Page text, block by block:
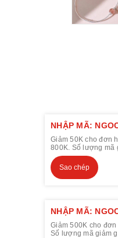
NHẬP MÃ:
Giảm 50K cho đơn
800K. Số lượng mã
Sao chép
NHẬP MÃ:
Giảm 500K cho
Số lượng mã giảm